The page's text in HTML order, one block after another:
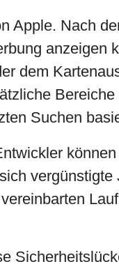
Apple. Nach
anzeigen
dem
Suchen